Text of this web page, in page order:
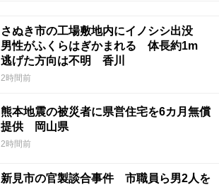
さぬき市の工場敷地内にイノシシ出没
男性がふくらはぎかまれる 体長約1m
逃げた方向は不明 香川
2時間前
熊本地震の被災者に県営住宅を6カ月無償
提供 岡山県
2時間前
新見市の官製談合事件 市職員ら男2人を